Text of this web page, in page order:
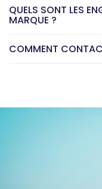
QUELS SONT LES
MARQUE ?
COMMENT